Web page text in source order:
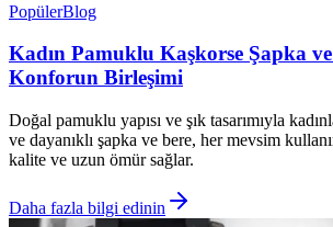
PopülerBlog
Kadın Pamuklu Kaşkorse Şapka ve
Konforun Birleşimi
Doğal pamuklu yapısı ve şık tasarımıyla
ve dayanıklı şapka ve bere, her mevsim
kalite ve uzun ömür sağlar.
Daha fazla bilgi edinin